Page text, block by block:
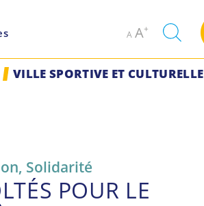
A
Decrease
font
AIncrease
size.
VILLE SPORTIVE ET CULTURELLE
, Solidarité
POUR LE